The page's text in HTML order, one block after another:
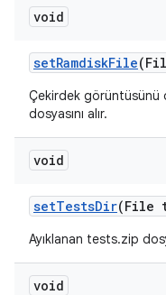
void
setRamdiskFile
Çekirdek görüntüsünü
dosyasını alır.
void
setTestsDir(File
Ayıklanan tests.zip
void